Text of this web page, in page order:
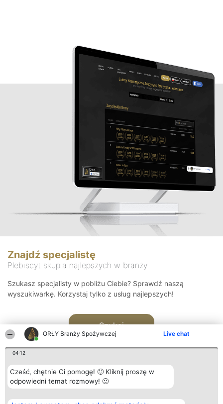
ORŁY Branży Spożywczej Live chat
04:12
Cześć, chętnie Ci pomogę! 🙂 Kliknij proszę w
odpowiedni temat rozmowy! 🙂
Znajdź specjalistę
Plebiscyt skupia najlepszych w branży
Szukasz specjalisty w pobliżu Ciebie? Sprawdź naszą
wyszukiwarkę. Korzystaj tylko z usług najlepszych!
Szukaj
Organizator plebiscytu Plebiscyt Kontakt